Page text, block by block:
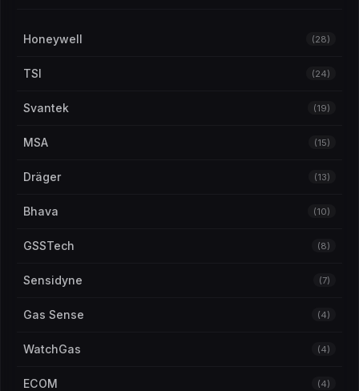
Honeywell (28)
TSI (24)
Svantek (19)
MSA (15)
Dräger (13)
Bhava (10)
GSSTech (8)
Sensidyne (7)
Gas Sense (4)
WatchGas (4)
ECOM (4)